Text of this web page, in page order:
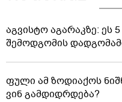
აგვისტო აგარაკზე: ეს
შემოდგომის
ფული ამ ზოდიაქოს
ვინ გამდიდრდება?